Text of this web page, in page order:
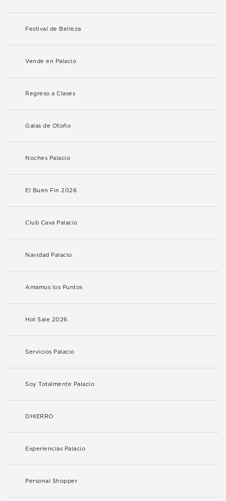
Festival de Belleza
Vende en Palacio
Regreso a Clases
Galas de Otoño
Noches Palacio
El Buen Fin 2026
Club Cava Palacio
Navidad Palacio
Amamos los Puntos
Hot Sale 2026
Servicios Palacio
Soy Totalmente Palacio
DHIERRO
Experiencias Palacio
Personal Shopper